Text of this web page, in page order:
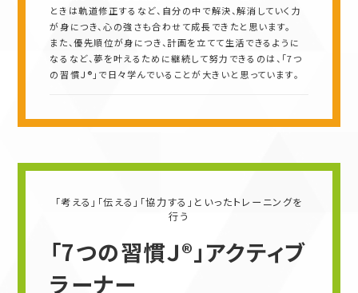
ときは軌道修正するなど、自分の中で解決、解消していく力
が身につき、心の強さも合わせて成長できたと思います。
また、優先順位が身につき、計画を立てて生活できるように
なるなど、夢を叶えるために継続して努力できるのは、「7つ
の習慣Ｊ®」で日々学んでいることが大きいと思っています。
「考える」「伝える」「協力する」といったトレーニングを
行う
「7つの習慣Ｊ®」アクティブ
ラーナー